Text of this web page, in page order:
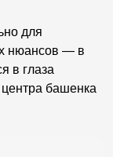
для
нюансов — в
в глаза
башенка